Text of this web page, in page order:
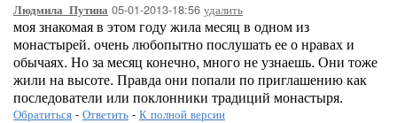
Людмила_Путина 05-01-2013-18:56 удалить
моя знакомая в этом году жила месяц в одном из
монастырей. очень любопытно послушать ее о нравах и
обычаях. Но за месяц конечно, много не узнаешь. Они тоже
жили на высоте. Правда они попали по приглашению как
последователи или поклонники традиций монастыря.
Обратиться - Ответить - К полной версии